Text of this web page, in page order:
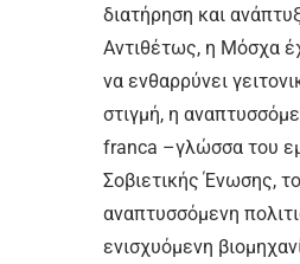
διατήρηση και
Αντιθέτως, η Μόσχα
να ενθαρρύνει
στιγμή, η
franca –γλώσσα του
Σοβιετικής Ένωσης,
αναπτυσσόμενη
ενισχυόμενη